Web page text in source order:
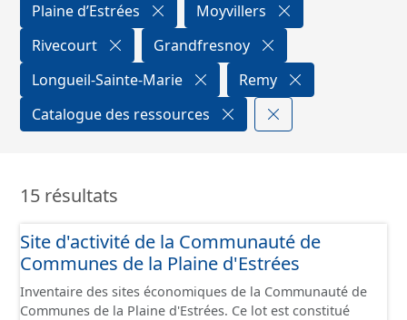
Plaine d’Estrées
Moyvillers
Rivecourt
Grandfresnoy
Longueil-Sainte-Marie
Remy
Catalogue des ressources
15 résultats
Site d'activité de la Communauté de
Communes de la Plaine d'Estrées
Inventaire des sites économiques de la Communauté de
Communes de la Plaine d'Estrées. Ce lot est constitué